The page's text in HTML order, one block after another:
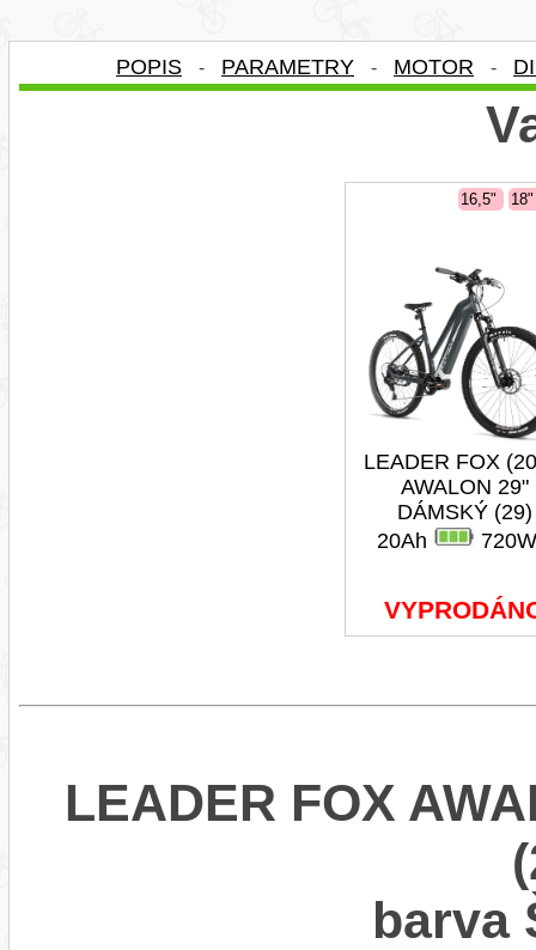
POPIS - PARAMETRY - MOTOR -
16,5"
LEADER FOX
AWALON 29"
DÁMSKÝ (29)
20Ah
LEADER FOX
barva